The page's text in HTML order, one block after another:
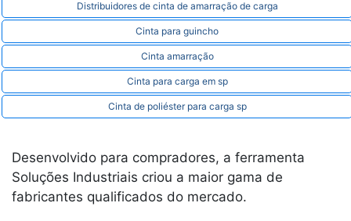
Distribuidores de cinta de amarração de carga
Cinta para guincho
Cinta amarração
Cinta para carga em sp
Cinta de poliéster para carga sp
Desenvolvido para compradores, a ferramenta
Soluções Industriais criou a maior gama de
fabricantes qualificados do mercado.